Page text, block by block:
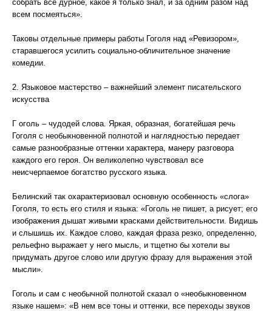
собрать все дурное, какое я только знал, и за одним разом над
всем посмеяться».
Таковы отдельные примеры работы Гоголя над «Ревизором»,
старавшегося усилить социально-обличительное значение
комедии.
2. Языковое мастерство – важнейший элемент писательского
искусства
Г оголь – чудодей слова. Яркая, образная, богатейшая речь
Гоголя с необыкновенной полнотой и наглядностью передает
самые разнообразные оттенки характера, манеру разговора
каждого его героя. Он великолепно чувствовал все
неисчерпаемое богатство русского языка.
Белинский так охарактеризовал основную особенность «слога»
Гоголя, то есть его стиля и языка: «Гоголь не пишет, а рисует; его
изображения дышат живыми красками действительности. Видишь
и слышишь их. Каждое слово, каждая фраза резко, определенно,
рельефно выражает у него мысль, и тщетно бы хотели вы
придумать другое слово или другую фразу для выражения этой
мысли».
Гоголь и сам с необычной полнотой сказал о «необыкновенном
языке нашем»: «В нем все тоны и оттенки, все переходы звуков